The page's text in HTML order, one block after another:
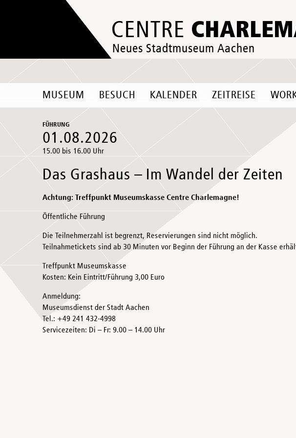
CENTRE
Neues Stadtmuseum Aachen
MUSEUM BESUCH KALENDER ZEITREISE
FÜHRUNG
01.08.2026
15.00 bis 16.00 Uhr
Das Grashaus – Im Wandel der Zeiten
Achtung: Treffpunkt Museumskasse Centre Charlemagne!
Öffentliche Führung
Die Teilnehmerzahl ist begrenzt, Reservierungen sind nicht möglich.
Teilnahmetickets sind ab 30 Minuten vor Beginn der Führung an der Kasse
Treffpunkt Museumskasse
Kosten: Kein Eintritt/Führung 3,00 Euro
Anmeldung:
Museumsdienst der Stadt Aachen
Tel.: +49 241 432-4998
Servicezeiten: Di – Fr: 9.00 – 14.00 Uhr